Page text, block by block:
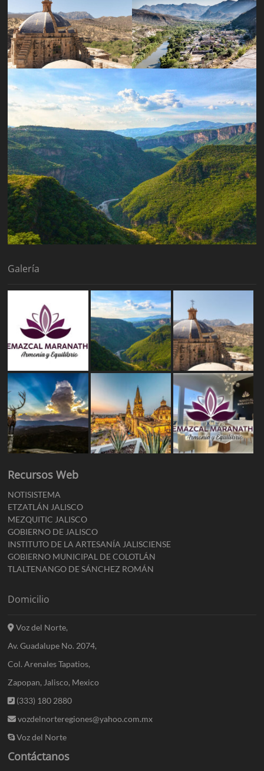
Galería
Recursos Web
NOTISISTEMA
ETZATLÁN JALISCO
MEZQUITIC JALISCO
GOBIERNO DE JALISCO
INSTITUTO DE LA ARTESANÍA JALISCIENSE
GOBIERNO MUNICIPAL DE COLOTLÁN
TLALTENANGO DE SÁNCHEZ ROMÁN
Domicilio
Voz del Norte,
Av. Guadalupe No. 2074,
Col. Arenales Tapatios,
Zapopan, Jalisco, Mexico
(333) 180 2880
vozdelnorteregiones@yahoo.com.mx
Voz del Norte
Contáctanos